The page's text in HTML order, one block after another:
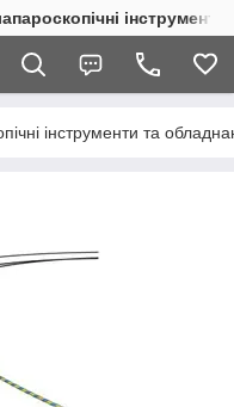
інструменти
інструменти та